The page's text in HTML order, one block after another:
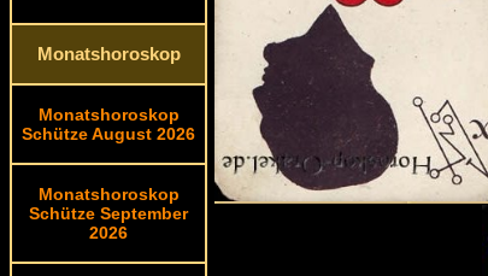
Monatshoroskop
Monatshoroskop
Schütze August 2026
Monatshoroskop
Schütze September
2026